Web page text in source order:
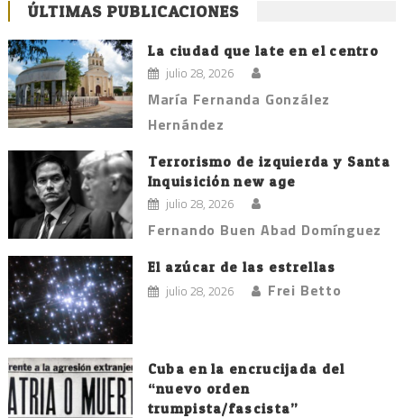
ÚLTIMAS PUBLICACIONES
La ciudad que late en el centro
julio 28, 2026
María Fernanda González
Hernández
Terrorismo de izquierda y Santa
Inquisición new age
julio 28, 2026
Fernando Buen Abad Domínguez
El azúcar de las estrellas
julio 28, 2026 Frei Betto
Cuba en la encrucijada del
“nuevo orden
trumpista/fascista”